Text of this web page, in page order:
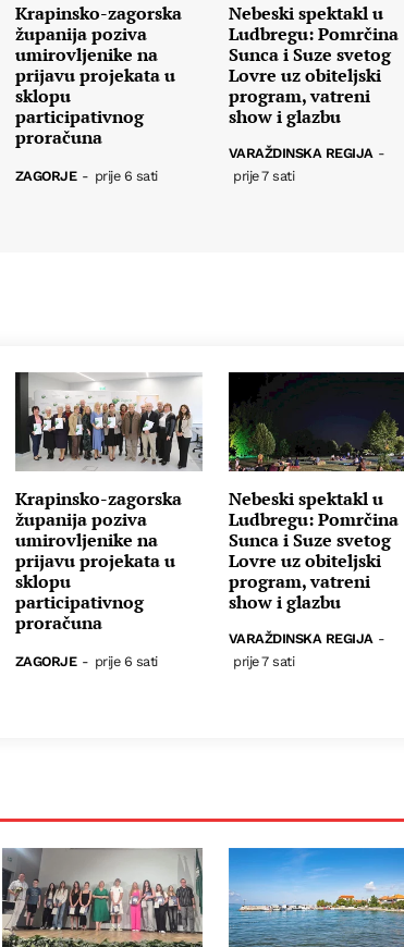
Krapinsko-zagorska
županija poziva
umirovljenike na
prijavu projekata u
sklopu
participativnog
proračuna
ZAGORJE - prije 6 sati
Nebeski spektakl u
Ludbregu: Pomrčina
Sunca i Suze svetog
Lovre uz obiteljski
program, vatreni
show i glazbu
VARAŽDINSKA REGIJA -
prije 7 sati
Krapinsko-zagorska
županija poziva
umirovljenike na
prijavu projekata u
sklopu
participativnog
proračuna
ZAGORJE - prije 6 sati
Nebeski spektakl u
Ludbregu: Pomrčina
Sunca i Suze svetog
Lovre uz obiteljski
program, vatreni
show i glazbu
VARAŽDINSKA REGIJA -
prije 7 sati